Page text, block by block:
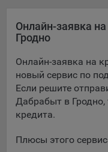
пользователей с сайтом.
9.3. Файлы cookie
контента. Данные
выборе пользователя
позволяют Обществу
выбранном
настройках для того,
настраивать сайт.
9.4. Аналитические
Онлайн-заявка
Гродно
Онлайн-заявка на
новый сервис по
Если решите
Дабрабыт в Гродно,
кредита.
Плюсы этого